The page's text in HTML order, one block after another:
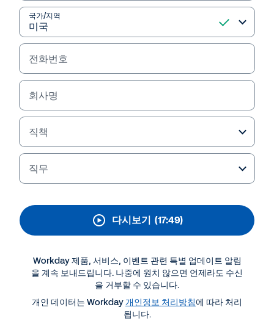
OPENING MESSAGE
환영사 및 오프닝 메세지
업무의 혁신과 성장을 위해 Workday Elevate을 찾
아주신 여러분을 환영합니다. 기업 전반에 확산되는
AI 도입 흐름 속에서 위험한 '섀도우 ERP'를 피하고
안전한 거버넌스를 구축하는 방법을 소개드립니다.
20년간 단일 아키텍처로 축적된 워크데이의 강력한
데이터 모델과 새로운 지능형 인터페이스 '사나
(Sana)'를 통해 사람과 AI가 동료로서 함께 일하는
혁신적인 미래를 만나보세요. 97%의 고객 유지율과
포춘 500대 기업의 선택을 받은 워크데이 AI가 기업
의 실질적인 비즈니스 결과를 만들어냅니다.
📝 발표자료 다운로드
국가/지역
전화번호
회사명
직책
직무
다시보기 (17:49)
Workday 제품, 서비스, 이벤트 관련 특별 업데이트 알림
을 계속 보내드립니다. 나중에 원치 않으면 언제라도 수신
을 거부할 수 있습니다.
개인 데이터는 Workday개인정보 처리방침에 따라 처리
됩니다.